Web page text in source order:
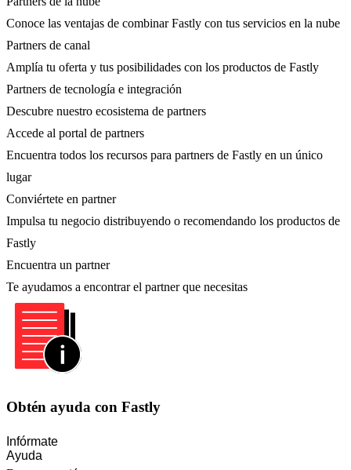
Conoce las ventajas de combinar Fastly con tus servicios en la nube
Partners de canal
Amplía tu oferta y tus posibilidades con los productos de Fastly
Partners de tecnología e integración
Descubre nuestro ecosistema de partners
Accede al portal de partners
Encuentra todos los recursos para partners de Fastly en un único
lugar
Conviértete en partner
Impulsa tu negocio distribuyendo o recomendando los productos de
Fastly
Encuentra un partner
Te ayudamos a encontrar el partner que necesitas
Obtén ayuda con Fastly
Infórmate
Ayuda